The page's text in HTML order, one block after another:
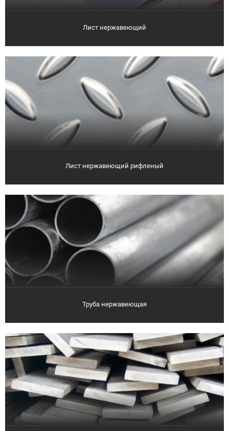
Лист нержавеющий
Лист нержавеющий рифленый
Труба нержавеющая